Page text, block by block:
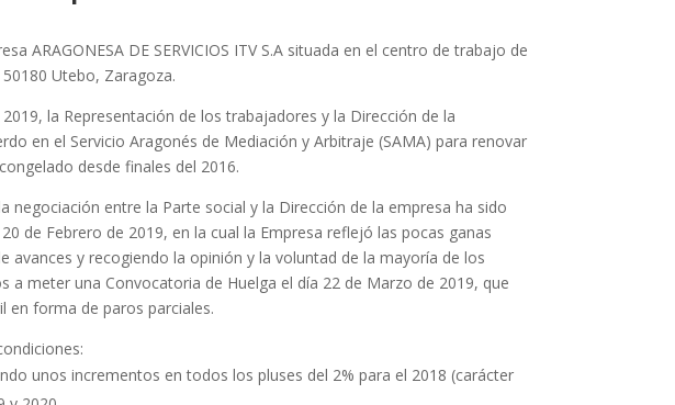
ARAGONESA DE SERVICIOS ITV S.A situada en el centro de trabajo de
Utebo, Zaragoza.
la Representación de los trabajadores y la Dirección de la
en el Servicio Aragonés de Mediación y Arbitraje (SAMA) para renovar
desde finales del 2016.
negociación entre la Parte social y la Dirección de la empresa ha sido
de Febrero de 2019, en la cual la Empresa reflejó las pocas ganas
avances y recogiendo la opinión y la voluntad de la mayoría de los
a meter una Convocatoria de Huelga el día 22 de Marzo de 2019, que
en forma de paros parciales.
unos incrementos en todos los pluses del 2% para el 2018 (carácter